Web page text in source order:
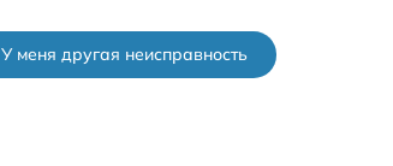
от 60 мин
У меня другая неисправность